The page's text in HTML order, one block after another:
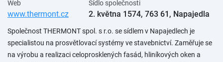
Web
www.thermont.cz
Sídlo společnosti
2. května 1574, 763 61, Napajedla
Společnost THERMONT spol. s r.o. se sídlem v Napajedlech je
specialistou na prosvětlovací systémy ve stavebnictví. Zaměřuje se
na výrobu a realizaci celoprosklených fasád, hliníkových oken a